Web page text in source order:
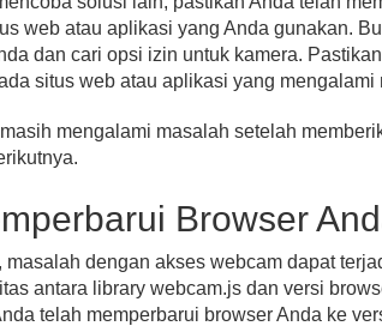
web atau aplikasi yang Anda gunakan.
dan cari opsi izin untuk kamera.
situs web atau aplikasi yang mengalami
mengalami masalah setelah
Browser
masalah dengan akses webcam dapat
antara library webcam.js dan versi
telah memperbarui browser Anda ke